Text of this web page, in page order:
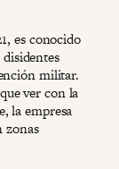
es conocido
militar.
ver con la
la empresa
zonas